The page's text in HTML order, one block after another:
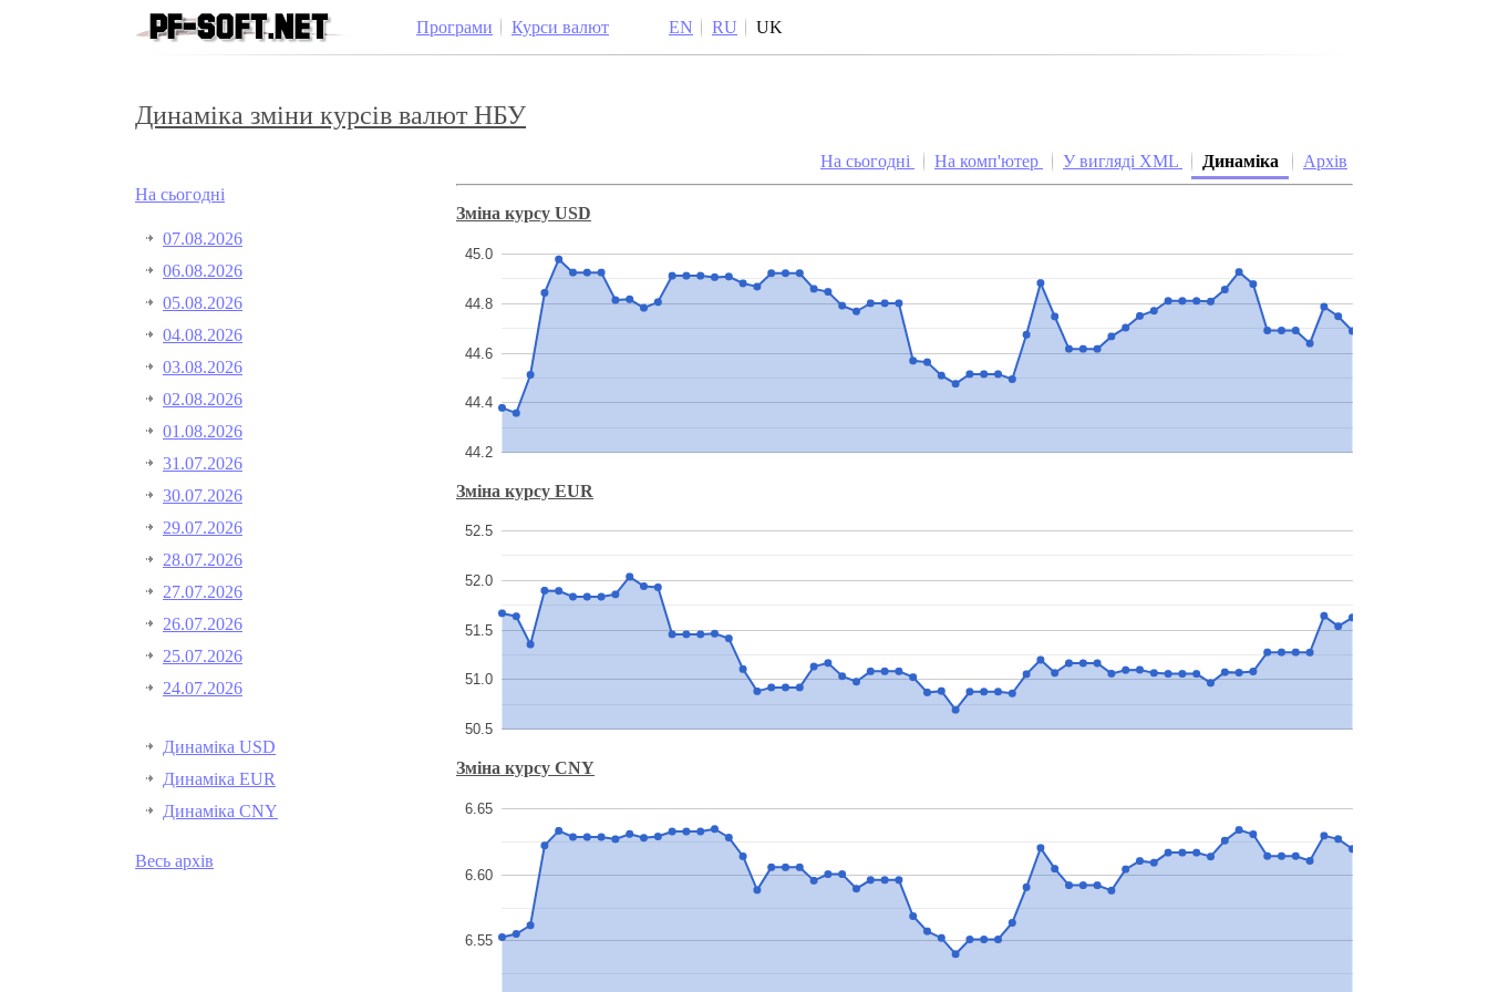
Програми Курси валют EN RU UK
Динаміка зміни курсів валют НБУ
На сьогодні
07.08.2026
06.08.2026
05.08.2026
04.08.2026
03.08.2026
02.08.2026
01.08.2026
31.07.2026
30.07.2026
29.07.2026
28.07.2026
27.07.2026
26.07.2026
25.07.2026
24.07.2026
Динаміка USD
Динаміка EUR
Динаміка CNY
Весь архів
На сьогодні На комп'ютер У вигляді XML Динаміка Архів
Зміна курсу USD
44.2
44.4
44.6
44.8
45.0
Зміна курсу EUR
50.5
51.0
51.5
52.0
52.5
Зміна курсу CNY
6.55
6.60
6.65